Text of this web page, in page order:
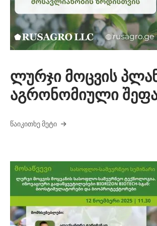
ლურჯი მოცვის
აგრონომიული
ᲬᲐᲘᲙᲘᲗᲮᲔ ᲛᲔᲢᲘ